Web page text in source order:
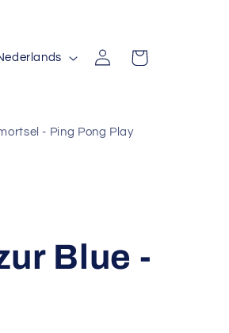
- Ping Pong Play
InloggenWinkelwagen
Blue -